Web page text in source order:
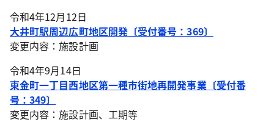
令和4年12月12日
大井町駅周辺広町地区開発〔受付番号：369〕
変更内容：施設計画
令和4年9月14日
東金町一丁目西地区第一種市街地再開発事業〔受付番
号：349〕
変更内容：施設計画、工期等